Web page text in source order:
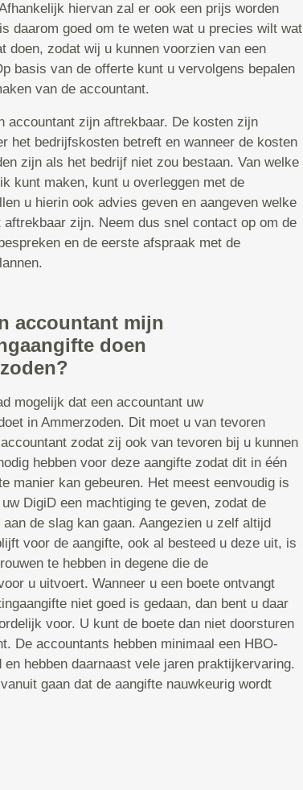
hiervan zal er ook een prijs worden
daarom goed om te weten wat u precies wilt wat
doen, zodat wij u kunnen voorzien van een
basis van de offerte kunt u vervolgens bepalen
van de accountant.
accountant zijn aftrekbaar. De kosten zijn
het bedrijfskosten betreft en wanneer de kosten
zijn als het bedrijf niet zou bestaan. Van welke
kunt maken, kunt u overleggen met de
u hierin ook advies geven en aangeven welke
aftrekbaar zijn. Neem dus snel contact op om de
en de eerste afspraak met de
accountant mijn
doen
mogelijk dat een accountant uw
in Ammerzoden. Dit moet u van tevoren
zodat zij ook van tevoren bij u kunnen
hebben voor deze aangifte zodat dit in één
manier kan gebeuren. Het meest eenvoudig is
DigiD een machtiging te geven, zodat de
de slag kan gaan. Aangezien u zelf altijd
voor de aangifte, ook al besteed u deze uit, is
te hebben in degene die de
u uitvoert. Wanneer u een boete ontvangt
niet goed is gedaan, dan bent u daar
voor. U kunt de boete dan niet doorsturen
De accountants hebben minimaal een HBO-
en hebben daarnaast vele jaren praktijkervaring.
gaan dat de aangifte nauwkeurig wordt